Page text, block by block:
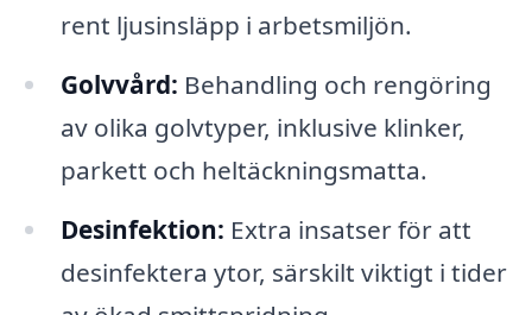
rent ljusinsläpp i arbetsmiljön.
Golvvård: Behandling och rengöring
av olika golvtyper, inklusive klinker,
parkett och heltäckningsmatta.
Desinfektion: Extra insatser för att
desinfektera ytor, särskilt viktigt i tider